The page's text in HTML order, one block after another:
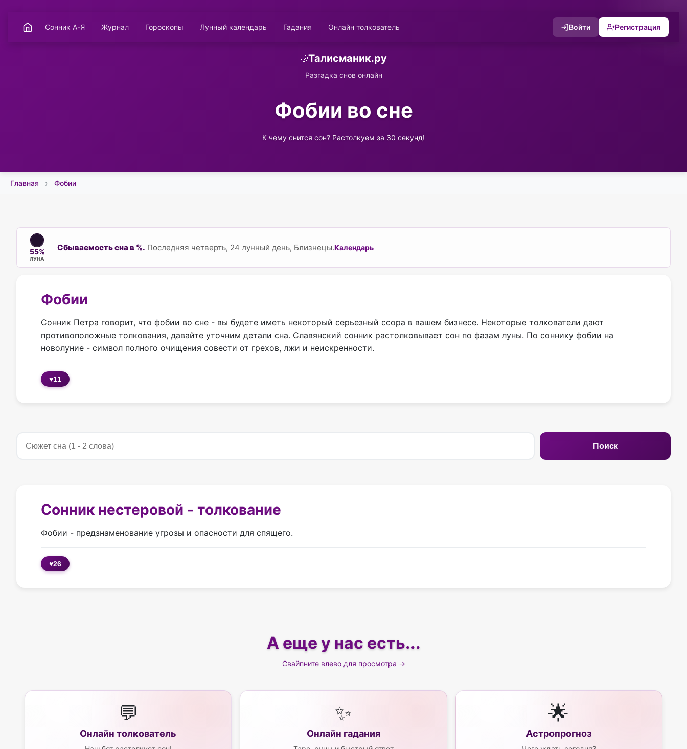
Сонник А-Я Журнал Гороскопы Лунный календарь Гадания Онлайн толкователь Войти Регистрация
🌙Талисманик.ру
Разгадка снов онлайн
Фобии во сне
К чему снится сон? Растолкуем за 30 секунд!
Главная Фобии
55%
ЛУНА
Сбываемость сна в %. Последняя четверть, 24 лунный день, Близнецы.Календарь
Фобии
Сонник Петра говорит, что фобии во сне - вы будете иметь некоторый серьезный ссора в вашем бизнесе. Некоторые толкователи дают
противоположные толкования, давайте уточним детали сна. Славянский сонник растолковывает сон по фазам луны. По соннику фобии на
новолуние - символ полного очищения совести от грехов, лжи и неискренности.
♥11
Поиск
Сонник нестеровой - толкование
Фобии - предзнаменование угрозы и опасности для спящего.
♥26
А еще у нас есть...
Свайпните влево для просмотра →
💬
Онлайн толкователь
✨
Онлайн гадания
🌟
Астропрогноз